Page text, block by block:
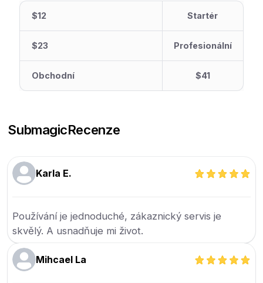
$12 Startér
$23 Profesionální
Obchodní $41
SubmagicRecenze
Karla E.
Používání je jednoduché, zákaznický servis je
skvělý. A usnadňuje mi život.
Mihcael La